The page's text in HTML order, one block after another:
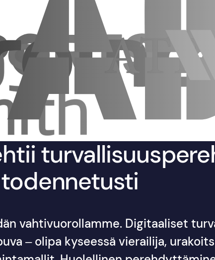
todennetusti
vahtivuorollamme. Digitaaliset
– olipa kyseessä vierailija,